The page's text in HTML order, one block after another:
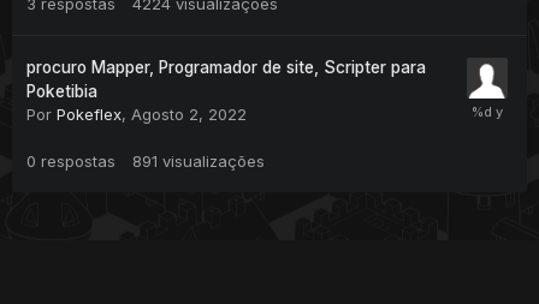
procuro Mapper, Programador de site, Scripter para
Poketibia
Por Pokeflex, Agosto 2, 2022
0 respostas 891 visualizações